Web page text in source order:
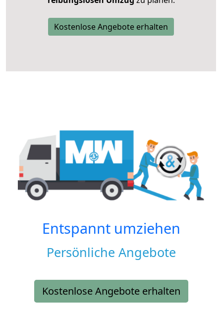
Kostenlose Angebote erhalten
Entspannt umziehen
Persönliche Angebote
Kostenlose Angebote erhalten